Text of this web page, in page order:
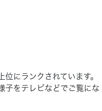
にランクされています。
子をテレビなどでご覧にな